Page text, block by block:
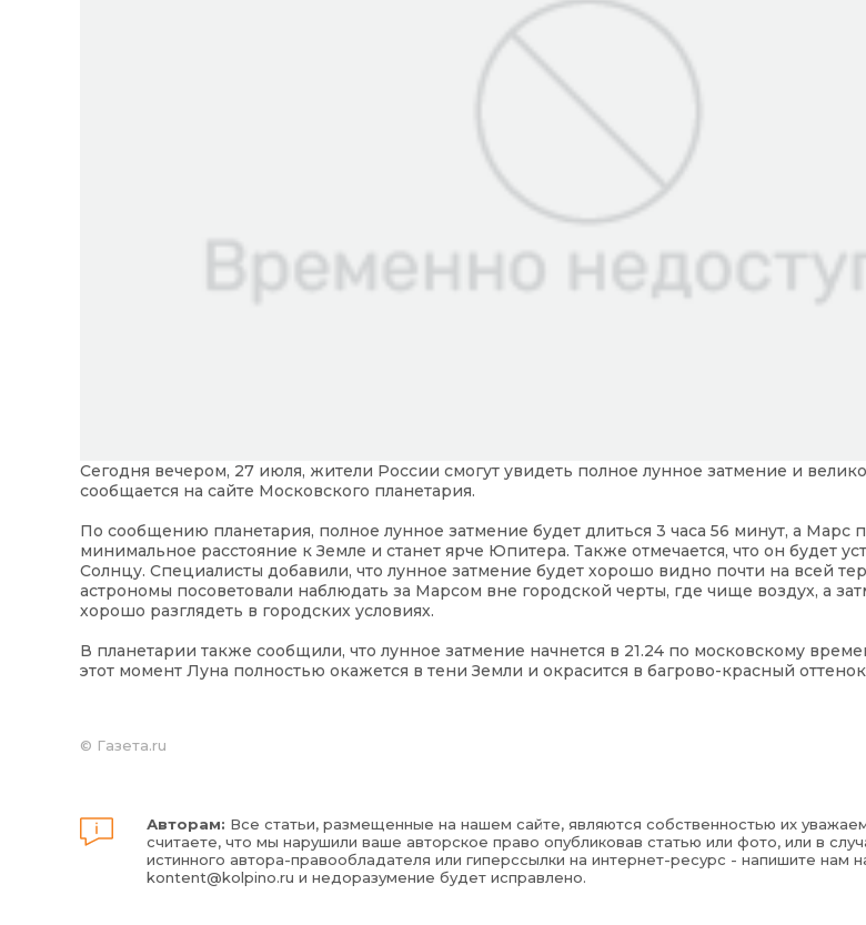
Сегодня вечером, 27 июля, жители России смогут увидеть полное лунное затмение и
сообщается на сайте Московского планетария.
По сообщению планетария, полное лунное затмение будет длиться 3 часа 56 минут, а Марс
минимальное расстояние к Земле и станет ярче Юпитера. Также отмечается, что он будет
Солнцу. Специалисты добавили, что лунное затмение будет хорошо видно почти на всей
астрономы посоветовали наблюдать за Марсом вне городской черты, где чище воздух, а
хорошо разглядеть в городских условиях.
В планетарии также сообщили, что лунное затмение начнется в 21.24 по московскому
этот момент Луна полностью окажется в тени Земли и окрасится в багрово-красный
© Газета.ru
Авторам: Все статьи, размещенные на нашем сайте, являются собственностью их
считаете, что мы нарушили ваше авторское право опубликовав статью или фото, или в
истинного автора-правообладателя или гиперссылки на интернет-ресурс - напишите нам
kontent@kolpino.ru и недоразумение будет исправлено.